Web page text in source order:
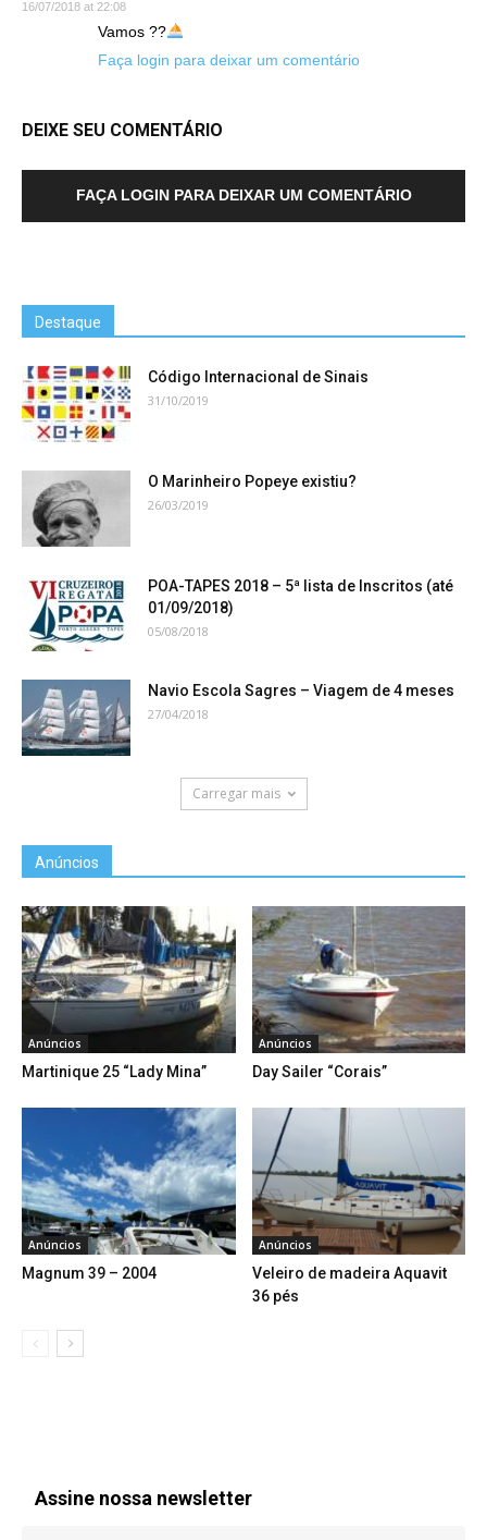
16/07/2018 at 22:08
Vamos ??
Faça login para deixar um comentário
DEIXE SEU COMENTÁRIO
FAÇA LOGIN PARA DEIXAR UM COMENTÁRIO
Destaque
Código Internacional de Sinais
31/10/2019
O Marinheiro Popeye existiu?
26/03/2019
POA-TAPES 2018 – 5ª lista de Inscritos (até
01/09/2018)
05/08/2018
Navio Escola Sagres – Viagem de 4 meses
27/04/2018
Carregar mais
Anúncios
Anúncios
Martinique 25 “Lady Mina”
Anúncios
Day Sailer “Corais”
Anúncios
Magnum 39 – 2004
Anúncios
Veleiro de madeira Aquavit
36 pés
Assine nossa newsletter